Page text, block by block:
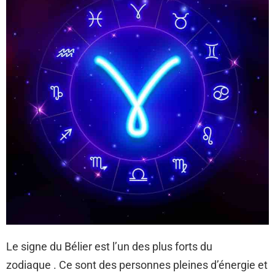
Le signe du Bélier est l’un des plus forts du
zodiaque . Ce sont des personnes pleines d’énergie et